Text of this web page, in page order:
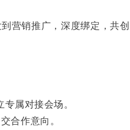
营销推广，深度绑定，共创
属对接会场。
合作意向。